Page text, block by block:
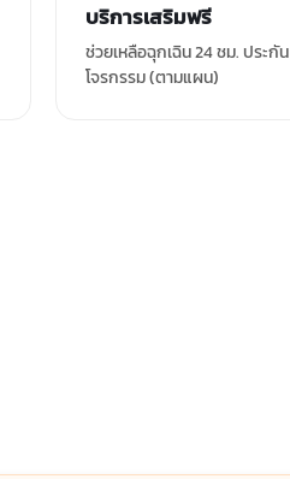
บริการเสริมฟรี
ช่วยเหลือฉุกเฉิน 24 ชม. ประกัน
โจรกรรม (ตามแผน)